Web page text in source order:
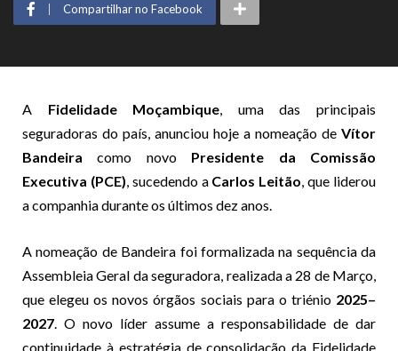
Compartilhar no Facebook
A Fidelidade Moçambique, uma das principais
seguradoras do país, anunciou hoje a nomeação de Vítor
Bandeira como novo Presidente da Comissão
Executiva (PCE), sucedendo a Carlos Leitão, que liderou
a companhia durante os últimos dez anos.
A nomeação de Bandeira foi formalizada na sequência da
Assembleia Geral da seguradora, realizada a 28 de Março,
que elegeu os novos órgãos sociais para o triénio 2025–
2027. O novo líder assume a responsabilidade de dar
continuidade à estratégia de consolidação da Fidelidade